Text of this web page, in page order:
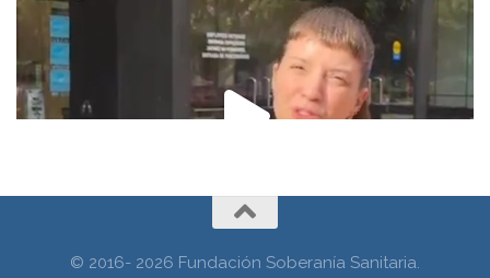
© 2016- 2026 Fundación Soberanía Sanitaria.